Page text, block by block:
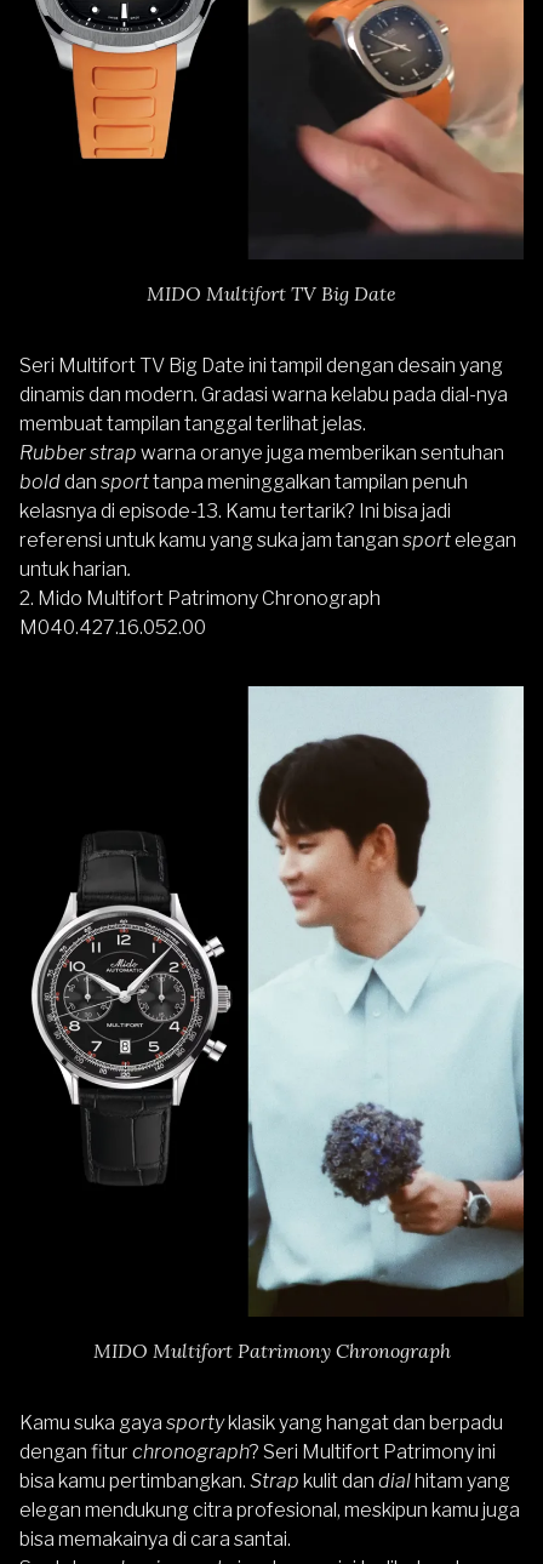
MIDO Multifort TV Big Date
Seri Multifort TV Big Date ini tampil dengan desain yang
dinamis dan modern. Gradasi warna kelabu pada dial-nya
membuat tampilan tanggal terlihat jelas.
Rubber strap warna oranye juga memberikan sentuhan
bolddan sporttanpa meninggalkan tampilan penuh
kelasnya di episode-13. Kamu tertarik? Ini bisa jadi
referensi untuk kamu yang suka jam tangan sportelegan
untuk harian.
2. Mido Multifort Patrimony Chronograph
M040.427.16.052.00
MIDO Multifort Patrimony Chronograph
Kamu suka gaya sportyklasik yang hangat dan berpadu
dengan fitur chronograph? Seri Multifort Patrimony ini
bisa kamu pertimbangkan. Strap kulit dan dialhitam yang
elegan mendukung citra profesional, meskipun kamu juga
bisa memakainya di cara santai.